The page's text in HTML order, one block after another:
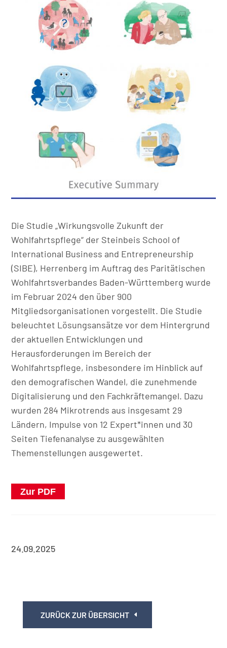
Die Studie „Wirkungsvolle Zukunft der
Wohlfahrtspflege“ der Steinbeis School of
International Business and Entrepreneurship
(SIBE), Herrenberg im Auftrag des Paritätischen
Wohlfahrtsverbandes Baden-Württemberg wurde
im Februar 2024 den über 900
Mitgliedsorganisationen vorgestellt. Die Studie
beleuchtet Lösungsansätze vor dem Hintergrund
der aktuellen Entwicklungen und
Herausforderungen im Bereich der
Wohlfahrtspflege, insbesondere im Hinblick auf
den demografischen Wandel, die zunehmende
Digitalisierung und den Fachkräftemangel. Dazu
wurden 284 Mikrotrends aus insgesamt 29
Ländern, Impulse von 12 Expert*innen und 30
Seiten Tiefenanalyse zu ausgewählten
Themenstellungen ausgewertet.
Zur PDF
24.09.2025
ZURÜCK ZUR ÜBERSICHT